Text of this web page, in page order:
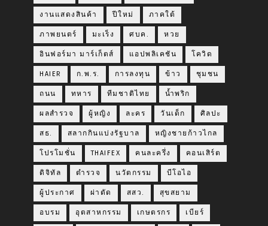
งานแสดงสินค้า ปีใหม่ ภาคใต้
ภาพยนตร์ มะเร็ง ศบค. หวย
อินฟอร์มา มาร์เก็ตส์ แอปพลิเคชัน โควิด
HAIER ก.พ.ร. การลงทุน ข้าว ชุมชน
ถนน ทหาร ทีมชาติไทย น้ำพริก
ผลสำรวจ ผู้หญิง ละคร วันเด็ก ศิลปะ
สธ. สลากกินแบ่งรัฐบาล หญิงชายก้าวไกล
โปรโมชั่น THAIFEX คนละครึ่ง คอนเสิร์ต
ดิจิทัล ตำรวจ นวัตกรรม บีโอไอ
ผู้ประกาศ ผ่าตัด สสว. สุขสยาม
อบรม อุตสาหกรรม เกษตรกร เบียร์